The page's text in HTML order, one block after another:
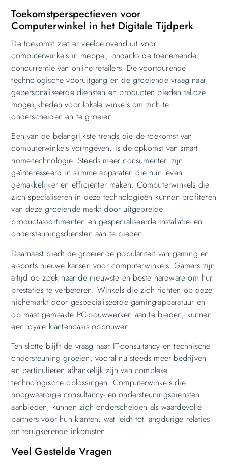
Toekomstperspectieven voor
Computerwinkel in het Digitale Tijdperk
De toekomst ziet er veelbelovend uit voor
computerwinkels in meppel, ondanks de toenemende
concurrentie van online retailers. De voortdurende
technologische vooruitgang en de groeiende vraag naar
gepersonaliseerde diensten en producten bieden talloze
mogelijkheden voor lokale winkels om zich te
onderscheiden en te groeien.
Een van de belangrijkste trends die de toekomst van
computerwinkels vormgeven, is de opkomst van smart
home-technologie. Steeds meer consumenten zijn
geïnteresseerd in slimme apparaten die hun leven
gemakkelijker en efficiënter maken. Computerwinkels die
zich specialiseren in deze technologieën kunnen profiteren
van deze groeiende markt door uitgebreide
productassortimenten en gespecialiseerde installatie- en
ondersteuningsdiensten aan te bieden.
Daarnaast biedt de groeiende populariteit van gaming en
e-sports nieuwe kansen voor computerwinkels. Gamers zijn
altijd op zoek naar de nieuwste en beste hardware om hun
prestaties te verbeteren. Winkels die zich richten op deze
nichemarkt door gespecialiseerde gaming-apparatuur en
op maat gemaakte PC-bouwwerken aan te bieden, kunnen
een loyale klantenbasis opbouwen.
Ten slotte blijft de vraag naar IT-consultancy en technische
ondersteuning groeien, vooral nu steeds meer bedrijven
en particulieren afhankelijk zijn van complexe
technologische oplossingen. Computerwinkels die
hoogwaardige consultancy- en ondersteuningsdiensten
aanbieden, kunnen zich onderscheiden als waardevolle
partners voor hun klanten, wat leidt tot langdurige relaties
en terugkerende inkomsten.
Veel Gestelde Vragen